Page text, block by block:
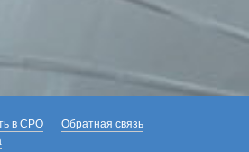
в СРО
Обратная связь